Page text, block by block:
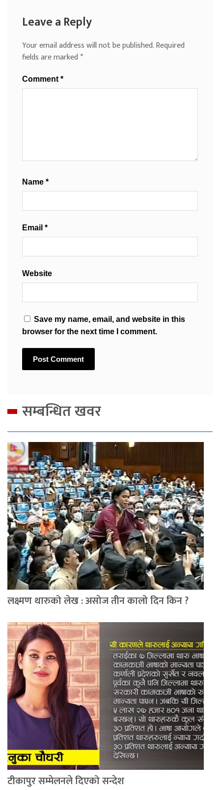
Leave a Reply
Your email address will not be published.Required
fields are marked*
Comment *
Name *
Email *
Website
Save my name, email, and website in this
browser for the next time I comment.
सम्बन्धित खवर
लक्ष्मण थारुको लेख : असोज तीन कालो दिन किन ?
टीकापुर सम्मेलनले दिएको सन्देश